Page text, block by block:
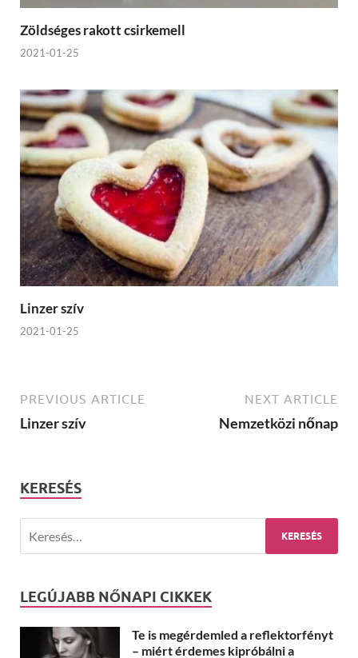
Zöldséges rakott csirkemell
2021-01-25
Linzer szív
2021-01-25
PREVIOUS ARTICLE
Linzer szív
NEXT ARTICLE
Nemzetközi nőnap
KERESÉS
LEGÚJABB NŐNAPI CIKKEK
Te is megérdemled a reflektorfényt
– miért érdemes kipróbálni a